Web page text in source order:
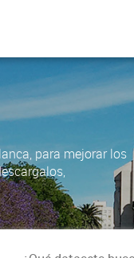
para mejorar los